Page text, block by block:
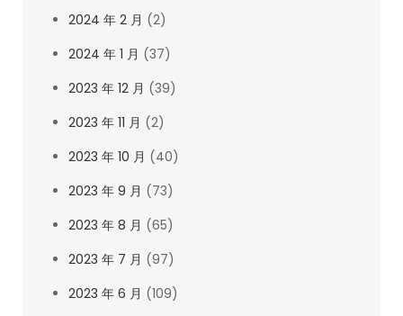
2024 年 2 月 (2)
2024 年 1 月 (37)
2023 年 12 月 (39)
2023 年 11 月 (2)
2023 年 10 月 (40)
2023 年 9 月 (73)
2023 年 8 月 (65)
2023 年 7 月 (97)
2023 年 6 月 (109)